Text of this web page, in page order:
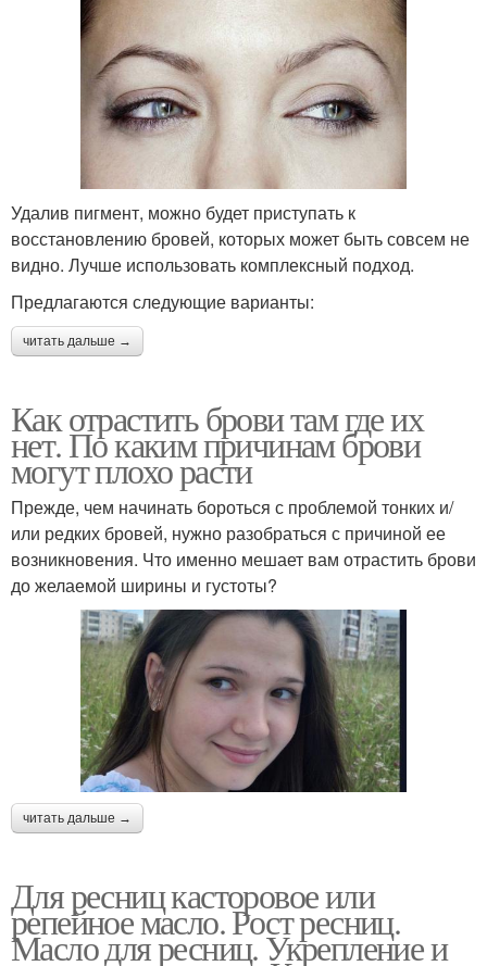
Удалив пигмент, можно будет приступать к
восстановлению бровей, которых может быть совсем не
видно. Лучше использовать комплексный подход.
Предлагаются следующие варианты:
читать дальше →
Как отрастить брови там где их
нет. По каким причинам брови
могут плохо расти
Прежде, чем начинать бороться с проблемой тонких и/
или редких бровей, нужно разобраться с причиной ее
возникновения. Что именно мешает вам отрастить брови
до желаемой ширины и густоты?
читать дальше →
Для ресниц касторовое или
репейное масло. Рост ресниц.
Масло для ресниц. Укрепление и